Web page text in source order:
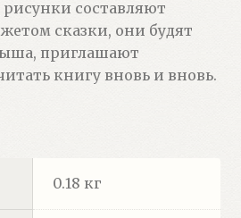
составляют
сказки, они будят
приглашают
книгу вновь и вновь.
0.18 кг